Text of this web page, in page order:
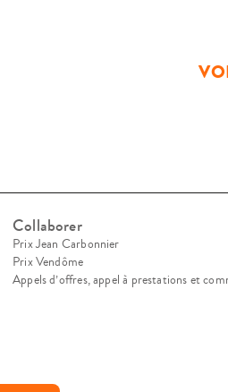
semble achevée. Les […]
Collaborer
Prix Jean Carbonnier
Prix Vendôme
Appels d’offres, appel à prestations et